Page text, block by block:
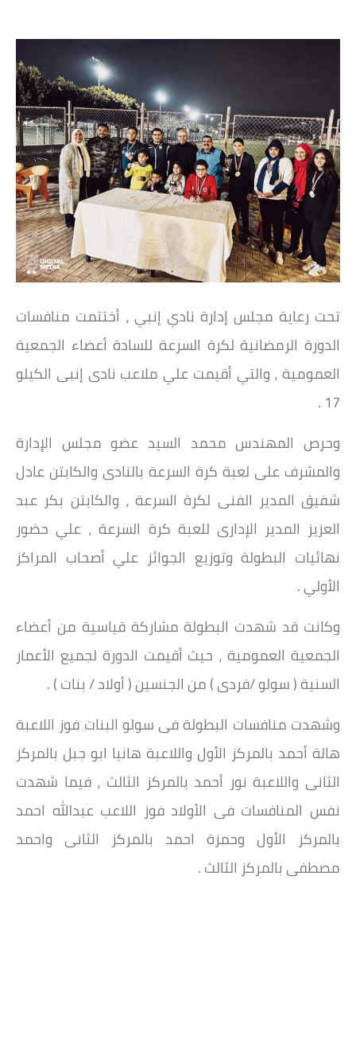
تحت رعاية مجلس إدارة نادي إنبي ، أختتمت منافسات
الدورة الرمضانية لكرة السرعة للسادة أعضاء الجمعية
العمومية ، والتي أقيمت علي ملاعب نادى إنبى الكيلو
17 .
وحرص المهندس محمد السيد عضو مجلس الإدارة
والمشرف على لعبة كرة السرعة بالنادى والكابتن عادل
شفيق المدير الفنى لكرة السرعة ، والكابتن بكر عبد
العزيز المدير الإدارى للعبة كرة السرعة ، علي حضور
نهائيات البطولة وتوزيع الجوائز علي أصحاب المراكز
الأولي .
وكانت قد شهدت البطولة مشاركة قياسية من أعضاء
الجمعية العمومية ، حيث أقيمت الدورة لجميع الأعمار
السنية ( سولو /فردى ) من الجنسين ( أولاد / بنات ) .
وشهدت منافسات البطولة فى سولو البنات فوز اللاعبة
هالة أحمد بالمركز الأول واللاعبة هانيا ابو جبل بالمركز
الثانى واللاعبة نور أحمد بالمركز الثالث ، فيما شهدت
نفس المنافسات فى الأولاد فوز اللاعب عبدالله احمد
بالمركز الأول وحمزة احمد بالمركز الثانى واحمد
مصطفى بالمركز الثالث .